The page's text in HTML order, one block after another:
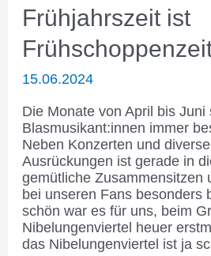
Frühjahrszeit ist
15.06.2024
Die Monate von April bis Juni
Blasmusikant:innen immer
Neben Konzerten und
Ausrückungen ist gerade in
gemütliche Zusammensitzen
bei unseren Fans besonders
schön war es für uns, beim
Nibelungenviertel heuer
das Nibelungenviertel ist ja